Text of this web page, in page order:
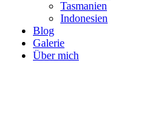
Tasmanien
Indonesien
Blog
Galerie
Über mich